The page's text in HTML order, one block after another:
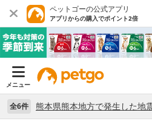
ペットゴーの公式アプリ
アプリからの購入でポイント2倍
メニュー
全6件